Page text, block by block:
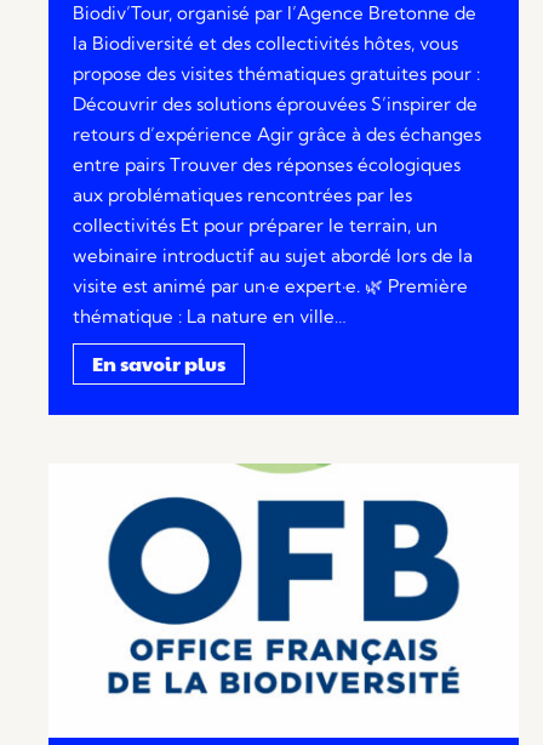
Biodiv’Tour, organisé par l’Agence Bretonne de
la Biodiversité et des collectivités hôtes, vous
propose des visites thématiques gratuites pour :
Découvrir des solutions éprouvées S’inspirer de
retours d’expérience Agir grâce à des échanges
entre pairs Trouver des réponses écologiques
aux problématiques rencontrées par les
collectivités Et pour préparer le terrain, un
webinaire introductif au sujet abordé lors de la
visite est animé par un·e expert·e. 🌿 Première
thématique : La nature en ville…
En savoir plus